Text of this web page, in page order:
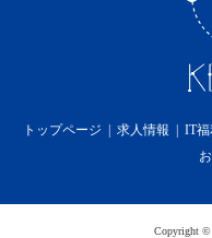
本サービスの利用料金に
一切かからないものとし
第16条 プライバシーポ
当社は、個人情報を適切に
す。
ービス提供の中断）及び
トップページ 求人情報 IT福
Copyright ©